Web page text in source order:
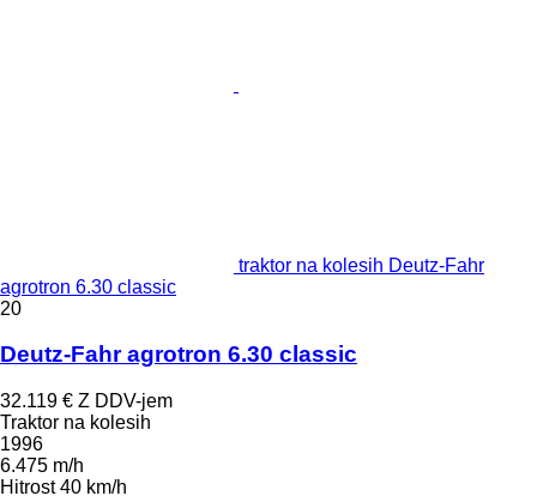
traktor na kolesih Deutz-Fahr
agrotron 6.30 classic
20
Deutz-Fahr agrotron 6.30 classic
32.119 € Z DDV-jem
Traktor na kolesih
1996
6.475 m/h
Hitrost 40 km/h